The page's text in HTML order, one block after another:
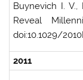
Buynevich I. V.,
Reveal
doi:10.1029/
2011